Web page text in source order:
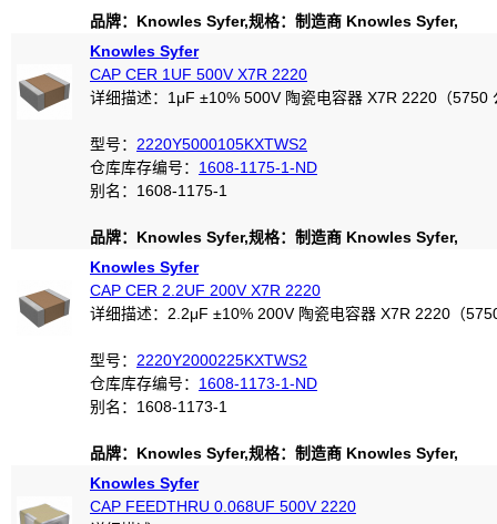
品牌：Knowles Syfer,规格：制造商 Knowles Syfer,
Knowles Syfer
CAP CER 1UF 500V X7R 2220
详细描述：1μF ±10% 500V 陶瓷电容器 X7R 2220（5750
型号： 2220Y5000105KXTWS2
仓库库存编号： 1608-1175-1-ND
别名：1608-1175-1
品牌：Knowles Syfer,规格：制造商 Knowles Syfer,
Knowles Syfer
CAP CER 2.2UF 200V X7R 2220
详细描述：2.2μF ±10% 200V 陶瓷电容器 X7R 2220（
型号： 2220Y2000225KXTWS2
仓库库存编号： 1608-1173-1-ND
别名：1608-1173-1
品牌：Knowles Syfer,规格：制造商 Knowles Syfer,
Knowles Syfer
CAP FEEDTHRU 0.068UF 500V 2220